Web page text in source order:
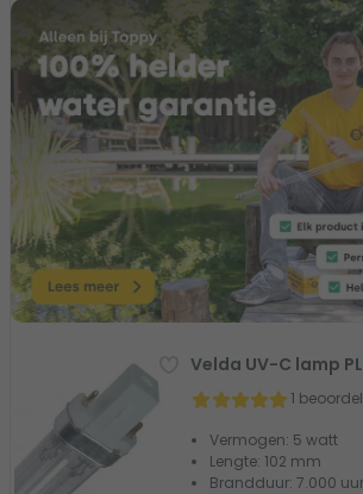
Velda UV-C lamp
1
Vermogen: 5 watt
Lengte: 102 mm
Brandduur: 7.000 uur